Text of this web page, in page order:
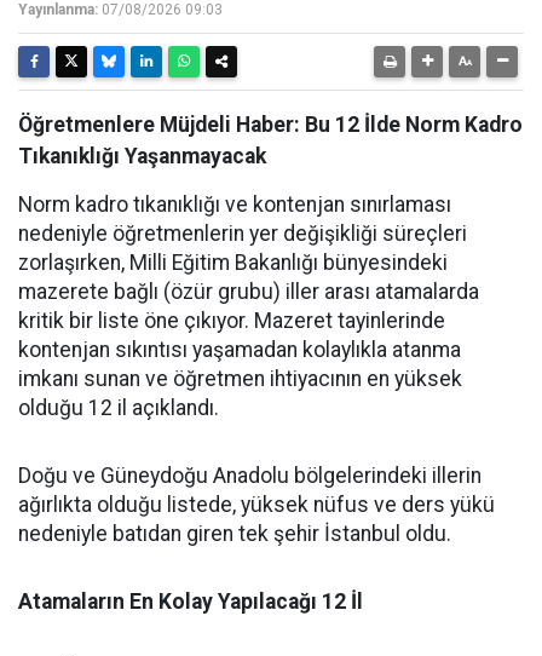
Yayınlanma: 07/08/2026 09:03
Öğretmenlere Müjdeli Haber: Bu 12 İlde Norm Kadro
Tıkanıklığı Yaşanmayacak
Norm kadro tıkanıklığı ve kontenjan sınırlaması
nedeniyle öğretmenlerin yer değişikliği süreçleri
zorlaşırken, Milli Eğitim Bakanlığı bünyesindeki
mazerete bağlı (özür grubu) iller arası atamalarda
kritik bir liste öne çıkıyor. Mazeret tayinlerinde
kontenjan sıkıntısı yaşamadan kolaylıkla atanma
imkanı sunan ve öğretmen ihtiyacının en yüksek
olduğu 12 il açıklandı.
Doğu ve Güneydoğu Anadolu bölgelerindeki illerin
ağırlıkta olduğu listede, yüksek nüfus ve ders yükü
nedeniyle batıdan giren tek şehir İstanbul oldu.
Atamaların En Kolay Yapılacağı 12 İl